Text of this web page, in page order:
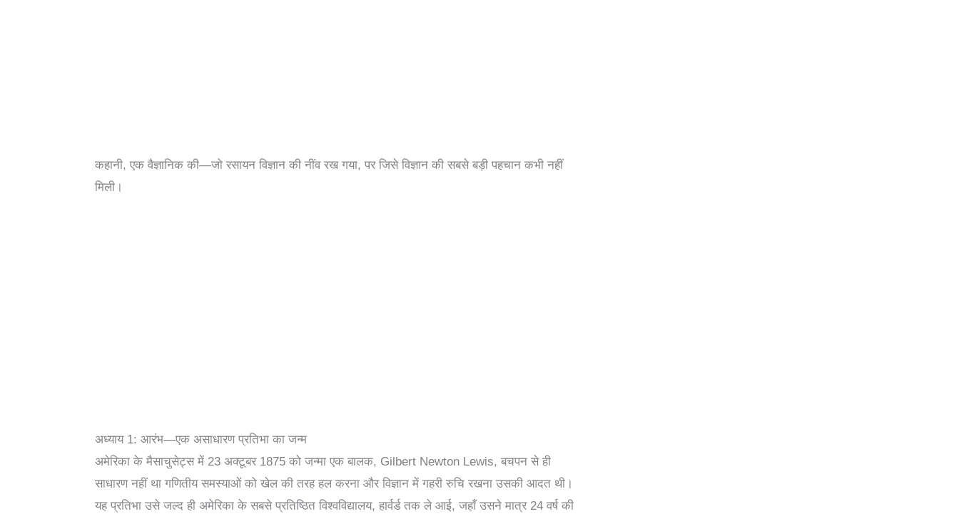
कहानी, एक वैज्ञानिक की—जो रसायन विज्ञान की नींव रख गया, पर जिसे विज्ञान की सबसे बड़ी पहचान कभी नहीं
मिली।
अध्याय 1: आरंभ—एक असाधारण प्रतिभा का जन्म
अमेरिका के मैसाचुसेट्स में 23 अक्टूबर 1875 को जन्मा एक बालक, Gilbert Newton Lewis, बचपन से ही
साधारण नहीं था गणितीय समस्याओं को खेल की तरह हल करना और विज्ञान में गहरी रुचि रखना उसकी आदत थी।
यह प्रतिभा उसे जल्द ही अमेरिका के सबसे प्रतिष्ठित विश्वविद्यालय, हार्वर्ड तक ले आई, जहाँ उसने मात्र 24 वर्ष की